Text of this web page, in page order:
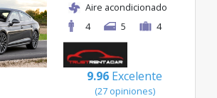
Aire acondicionado
4
5 4
9.96 Excelente
(27 opiniones)